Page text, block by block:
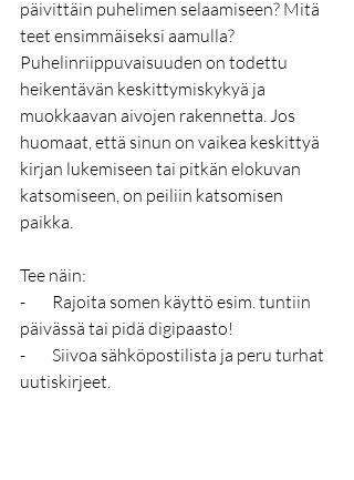
päivittäin puhelimen selaamiseen? Mitä
teet ensimmäiseksi aamulla?
Puhelinriippuvaisuuden on todettu
heikentävän keskittymiskykyä ja
muokkaavan aivojen rakennetta. Jos
huomaat, että sinun on vaikea keskittyä
kirjan lukemiseen tai pitkän elokuvan
katsomiseen, on peiliin katsomisen
paikka.
Tee näin:
-        Rajoita somen käyttö esim. tuntiin
päivässä tai pidä digipaasto!
-        Siivoa sähköpostilista ja peru turhat
uutiskirjeet.